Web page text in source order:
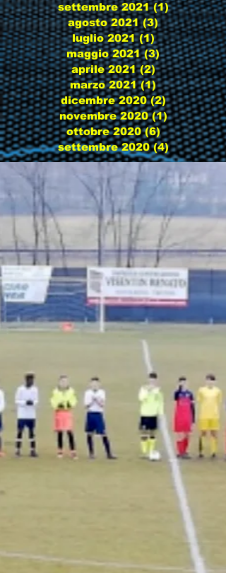
settembre 2021 (1)1 post
agosto 2021 (3)3 post
luglio 2021 (1)1 post
maggio 2021 (3)3 post
aprile 2021 (2)2 post
marzo 2021 (1)1 post
dicembre 2020 (2)2 post
novembre 2020 (1)1 post
ottobre 2020 (6)6 post
settembre 2020 (4)4 post